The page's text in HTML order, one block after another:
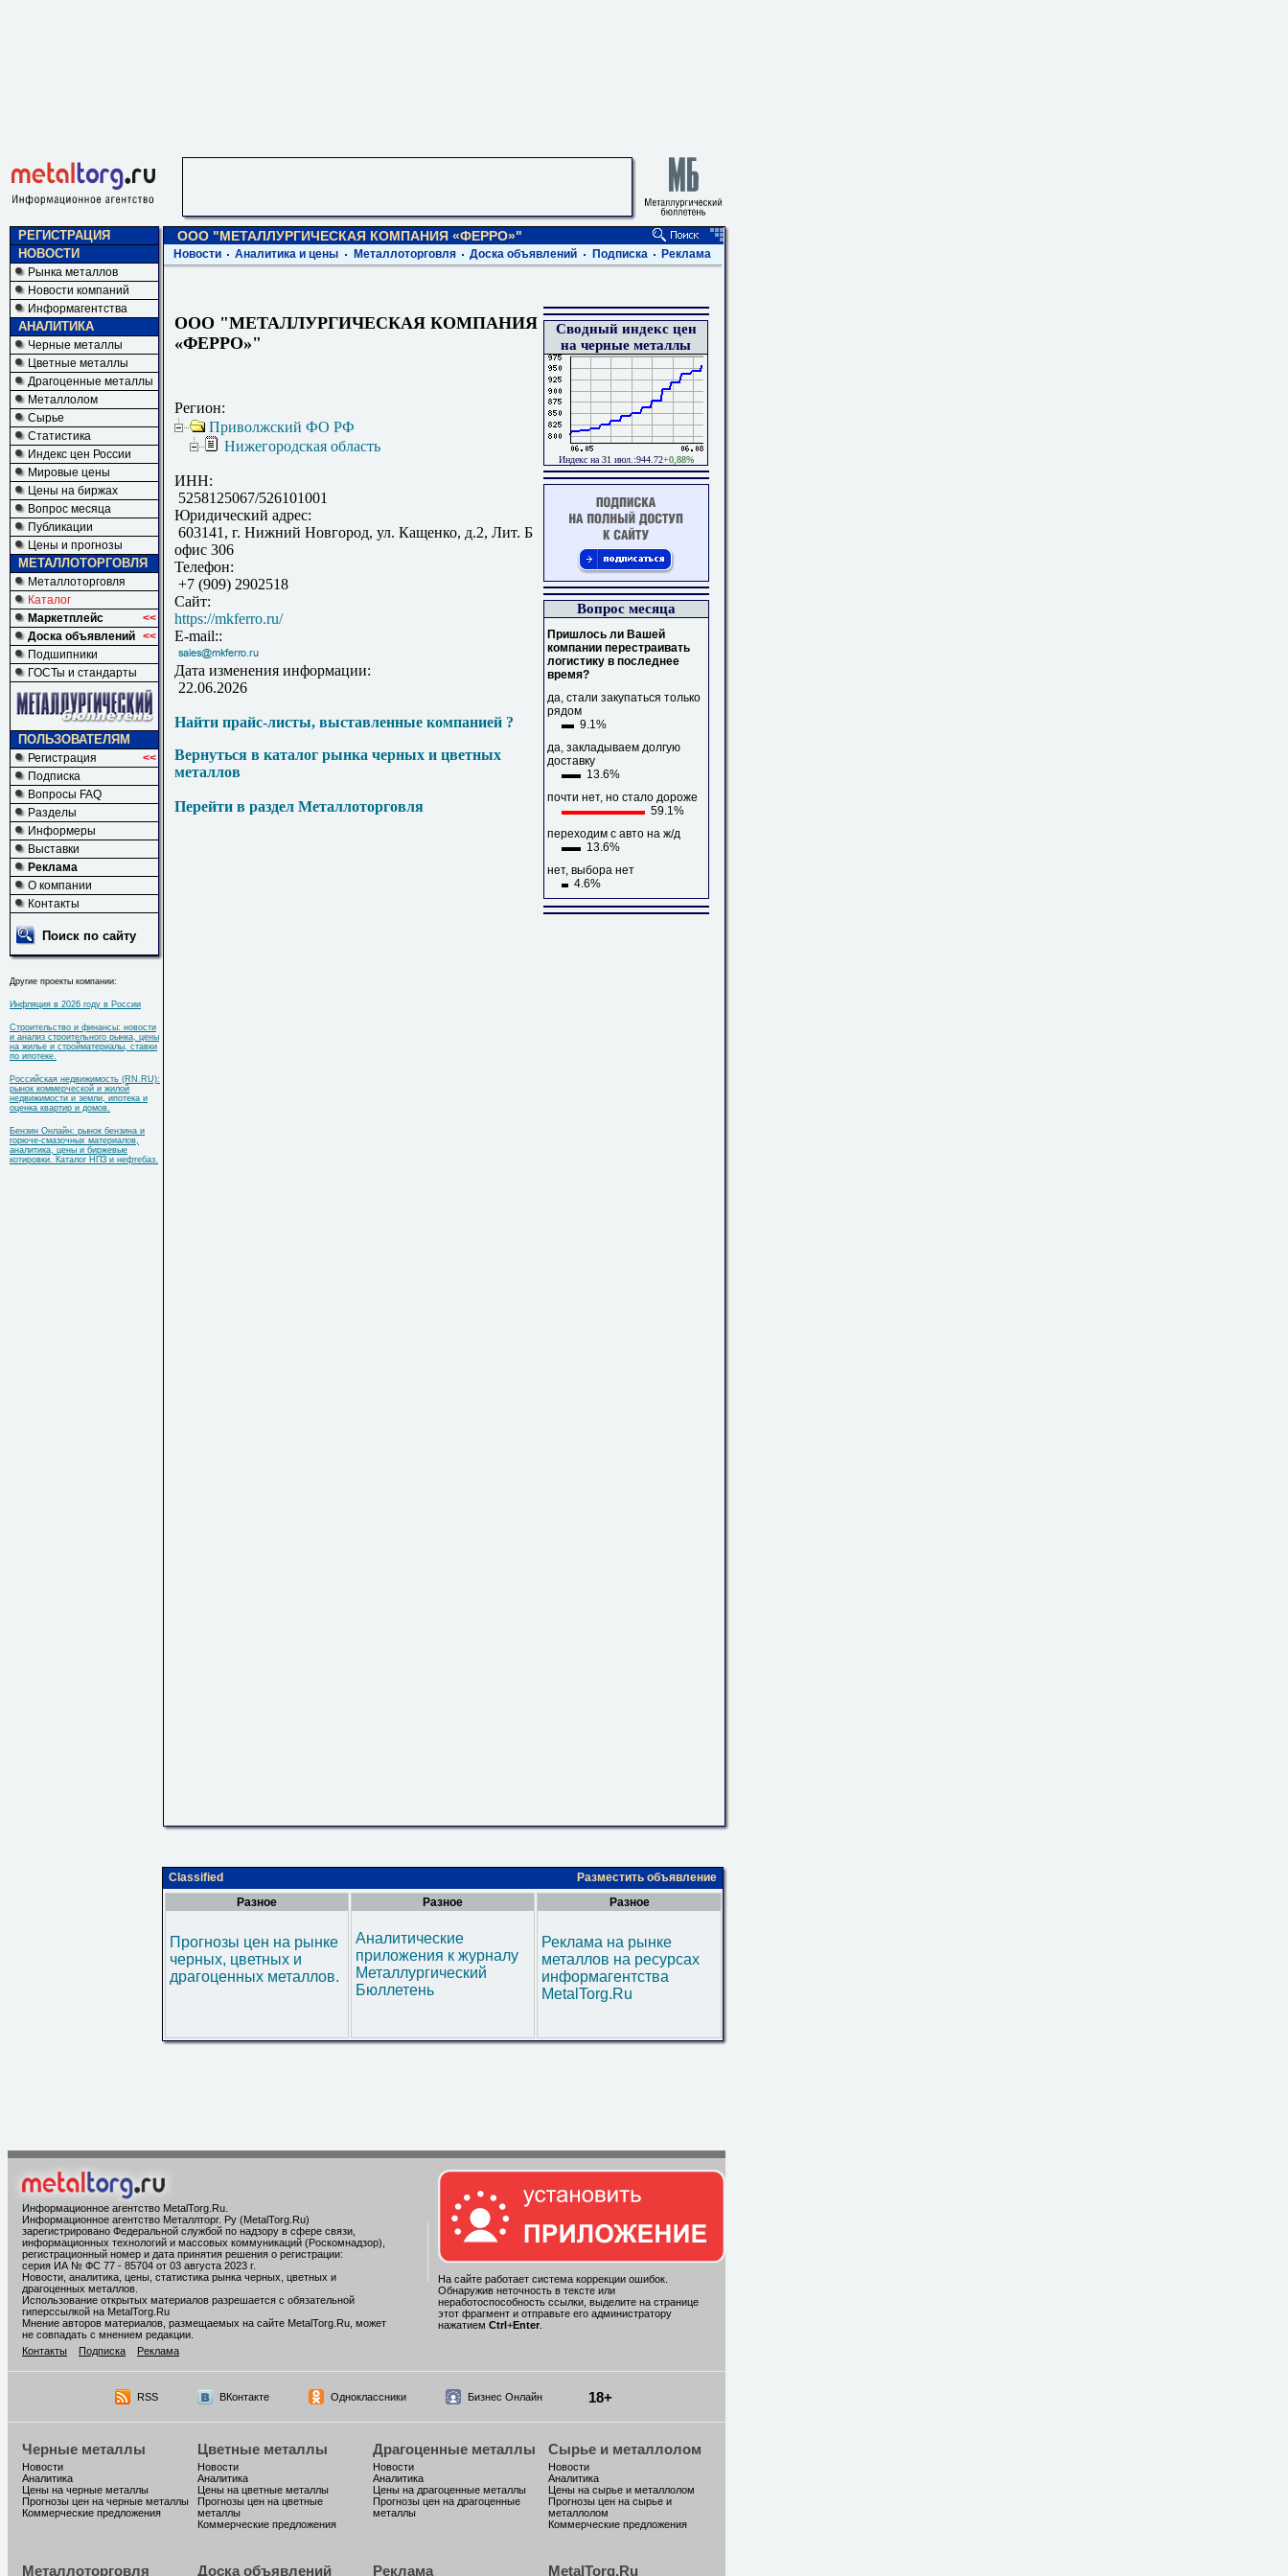
РЕГИСТРАЦИЯ
НОВОСТИ
Рынка металлов
Новости компаний
Информагентства
АНАЛИТИКА
Черные металлы
Цветные металлы
Драгоценные металлы
Металлолом
Сырье
Статистика
Индекс цен России
Мировые цены
Цены на биржах
Вопрос месяца
Публикации
Цены и прогнозы
МЕТАЛЛОТОРГОВЛЯ
Металлоторговля
Каталог
Маркетплейс
<<
Доска объявлений <<
Подшипники
ГОСТы и стандарты
ПОЛЬЗОВАТЕЛЯМ
Регистрация
<<
Подписка
Вопросы FAQ
Разделы
Информеры
Выставки
Реклама
О компании
Контакты
Поиск по сайту
Другие проекты компании:
Инфляция в 2026 году в России
Строительство и финансы: новости
и анализ строительного рынка, цены
на жилье и стройматериалы, ставки
по ипотеке.
Российская недвижимость (RN.RU):
рынок коммерческой и жилой
недвижимости и земли, ипотека и
оценка квартир и домов.
Бензин Онлайн: рынок бензина и
горюче-смазочных материалов,
аналитика, цены и биржевые
котировки. Каталог НПЗ и нефтебаз.
ООО "МЕТАЛЛУРГИЧЕСКАЯ КОМПАНИЯ «ФЕРРО»"
Новости Аналитика и цены Металлоторговля Доска объявлений Подписка Реклама
ООО "МЕТАЛЛУРГИЧЕСКАЯ КОМПАНИЯ
«ФЕРРО»"
Регион:
Приволжский ФО РФ
Нижегородская область
ИНН:
5258125067/526101001
Юридический адрес:
603141, г. Нижний Новгород, ул. Кащенко, д.2, Лит. Б
офис 306
Телефон:
+7 (909) 2902518
Сайт:
https://mkferro.ru/
E-mail::
Дата изменения информации:
22.06.2026
Найти прайс-листы, выставленные компанией ?
Вернуться в каталог рынка черных и цветных
металлов
Перейти в раздел Металлоторговля
Сводный индекс цен
на черные металлы
Индекс на 31 июл.:944.72+0,88%
Вопрос месяца
Пришлось ли Вашей
компании перестраивать
логистику в последнее
время?
да, стали закупаться только
рядом
9.1%
да, закладываем долгую
доставку
13.6%
почти нет, но стало дороже
59.1%
переходим с авто на ж/д
13.6%
нет, выбора нет
4.6%
Classified
Разместить объявление
Разное
Прогнозы цен на рынке
черных, цветных и
драгоценных металлов.
Разное
Аналитические
приложения к журналу
Металлургический
Бюллетень
Разное
Реклама на рынке
металлов на ресурсах
информагентства
MetalTorg.Ru
Информационное агентство MetalTorg.Ru
Информационное агентство Металлторг. Ру (MetalTorg.Ru)
зарегистрировано Федеральной службой по надзору в сфере связи,
информационных технологий и массовых коммуникаций (Роскомнадзор),
регистрационный номер и дата принятия решения о регистрации:
серия ИА № ФС 77 - 85704 от 03 августа 2023 г.
Новости, аналитика, цены, статистика рынка черных, цветных и
драгоценных металлов.
Использование открытых материалов разрешается с обязательной
гиперссылкой на MetalTorg.Ru
Мнение авторов материалов, размещаемых на сайте MetalTorg.Ru, может
не совпадать с мнением редакции.
Контакты
Подписка Реклама
На сайте работает система коррекции ошибок.
Обнаружив неточность в тексте или
неработоспособность ссылки, выделите на странице
этот фрагмент и отправьте его администратору
нажатием Ctrl +Enter.
RSS ВКонтакте Одноклассники Бизнес Онлайн 18+
Черные металлы
Новости
Аналитика
Цены на черные металлы
Прогнозы цен на черные металлы
Коммерческие предложения
Цветные металлы
Новости
Аналитика
Цены на цветные металлы
Прогнозы цен на цветные
металлы
Коммерческие предложения
Драгоценные металлы
Новости
Аналитика
Цены на драгоценные металлы
Прогнозы цен на драгоценные
металлы
Сырье и металлолом
Новости
Аналитика
Цены на сырье и металлолом
Прогнозы цен на сырье и
металлолом
Коммерческие предложения
Металлоторговля Доска объявлений Реклама MetalTorg.Ru